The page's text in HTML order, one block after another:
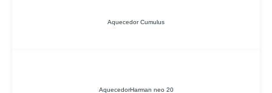
Aquecedor Cumulus
AquecedorHarman neo 20